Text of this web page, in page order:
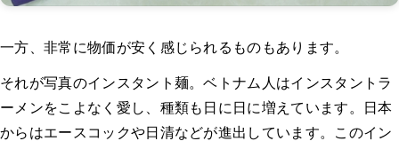
一方、非常に物価が安く感じられるものもあります。
それが写真のインスタント麺。ベトナム人はインスタントラ
ーメンをこよなく愛し、種類も日に日に増えています。日本
からはエースコックや日清などが進出しています。このイン